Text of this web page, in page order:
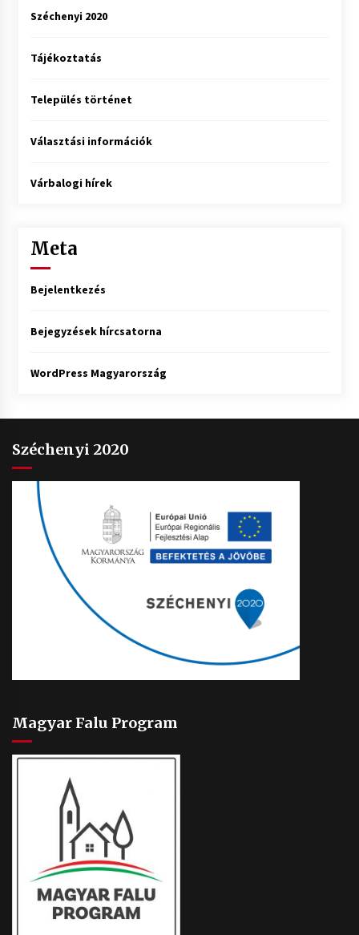
Széchenyi 2020
Tájékoztatás
Település történet
Választási információk
Várbalogi hírek
Meta
Bejelentkezés
Bejegyzések hírcsatorna
WordPress Magyarország
Széchenyi 2020
Magyar Falu Program